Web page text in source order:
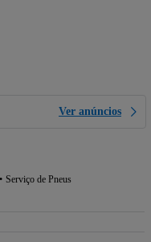
Ver anúncios
Serviço de Pneus